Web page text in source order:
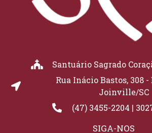
Santuário Sagrado
Rua Inácio Bastos, 308
Joinville/SC
(47) 3455-2204 |
SIGA-NOS